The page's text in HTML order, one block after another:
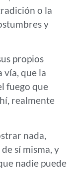
o la
y
propios
vía, que la
fuego que
realmente
nada,
sí misma, y
nadie puede